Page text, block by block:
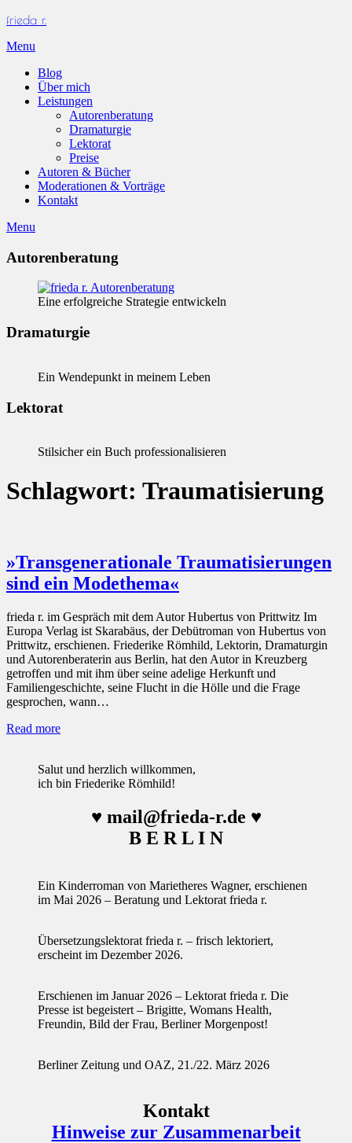
Skip
content
frieda r.
Menu
Blog
Über mich
Leistungen
Autorenberatung
Dramaturgie
Lektorat
Preise
Autoren & Bücher
Moderationen & Vorträge
Kontakt
Menu
Autorenberatung
Eine erfolgreiche Strategie entwickeln
Dramaturgie
Ein Wendepunkt in meinem Leben
Lektorat
Stilsicher ein Buch professionalisieren
Schlagwort: Traumatisierung
»Transgenerationale Traumatisierungen
sind ein Modethema«
frieda r. im Gespräch mit dem Autor Hubertus von Prittwitz Im
Europa Verlag ist Skarabäus, der Debütroman von Hubertus von
Prittwitz, erschienen. Friederike Römhild, Lektorin, Dramaturgin
und Autorenberaterin aus Berlin, hat den Autor in Kreuzberg
getroffen und mit ihm über seine adelige Herkunft und
Familiengeschichte, seine Flucht in die Hölle und die Frage
gesprochen, wann…
Read more
Salut und herzlich willkommen,
ich bin Friederike Römhild!
♥ mail@frieda-r.de ♥
B E R L I N
Ein Kinderroman von Marietheres Wagner, erschienen
im Mai 2026 – Beratung und Lektorat frieda r.
Übersetzungslektorat frieda r. – frisch lektoriert,
erscheint im Dezember 2026.
Erschienen im Januar 2026 – Lektorat frieda r. Die
Presse ist begeistert – Brigitte, Womans Health,
Freundin, Bild der Frau, Berliner Morgenpost!
Berliner Zeitung und OAZ, 21./22. März 2026
Kontakt
Hinweise zur Zusammenarbeit